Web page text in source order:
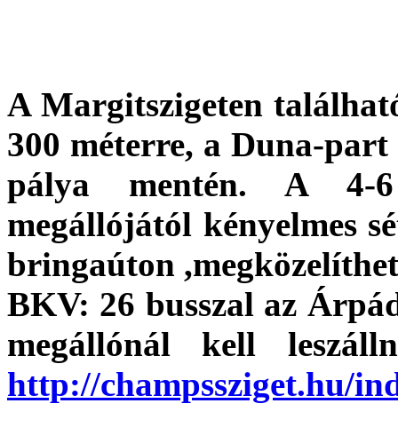
A Margitszigeten
300 méterre, a Duna-
pálya mentén. A
megállójától kényelmes
bringaúton
BKV: 26 busszal az
http://champssziget.hu/